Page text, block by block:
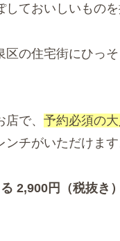
ておいしいもの
の住宅街にひっそ
で、 予約必須の
ンチがいただけます
2,900円（税抜き